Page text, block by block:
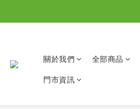
關於我們 全部商品
門市資訊